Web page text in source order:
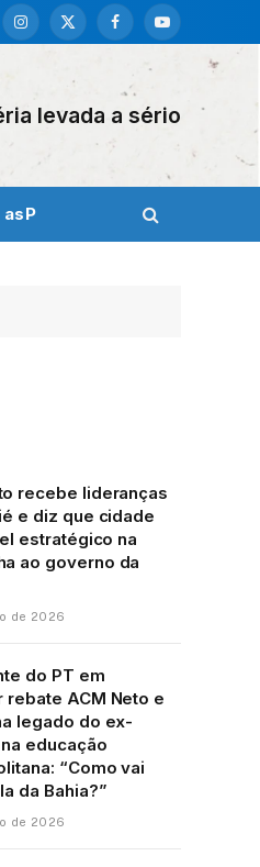
Instagram
X
FacebookYouTube
levada a sério
asP
recebe lideranças
e diz que cidade
estratégico na
ao governo da
de 2026
do PT em
rebate ACM Neto e
legado do ex-
educação
“Como vai
da Bahia?”
de 2026